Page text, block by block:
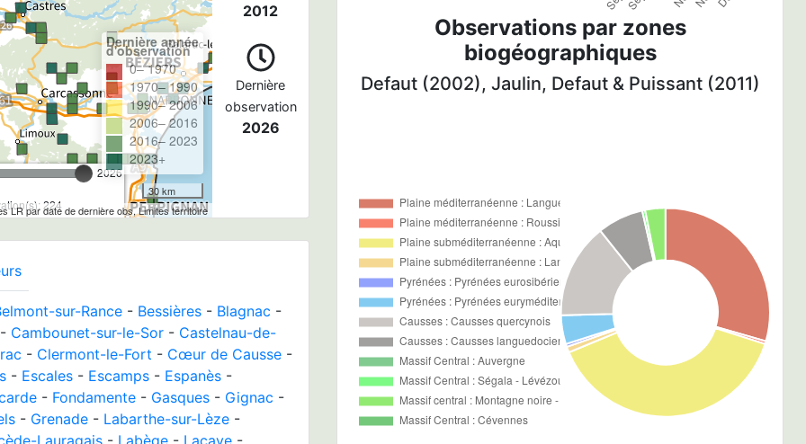
2026
224
Dernière année
d'observation
0– 1970
1970– 1990
1990– 2006
2006– 2016
2016– 2023
2023+
30 km
LR par date de dernière obs, Limites territoire
2012
Dernière
observation
2026
sur-Rance - Bessières - Blagnac -
Cambounet-sur-le-Sor - Castelnau-de-
- Clermont-le-Fort - Cœur de Causse -
- Escales - Escamps - Espanès -
- Fondamente - Gasques - Gignac -
- Grenade - Labarthe-sur-Lèze -
Lauragais - Labège - Lacave -
Observations par zones
biogéographiques
Defaut (2002), Jaulin, Defaut & Puissant (2011)